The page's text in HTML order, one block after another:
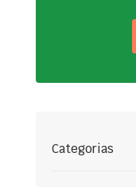
Categorias